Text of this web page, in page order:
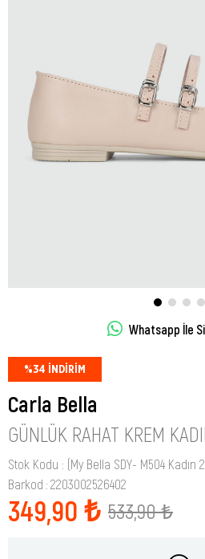
Whatsapp İle
%34 İNDIRIM
Carla Bella
GÜNLÜK RAHAT KREM
Stok Kodu
(My Bella SDY- M504 Kadın
Barkod : 2203002526402
533,90 ₺
349,90 ₺